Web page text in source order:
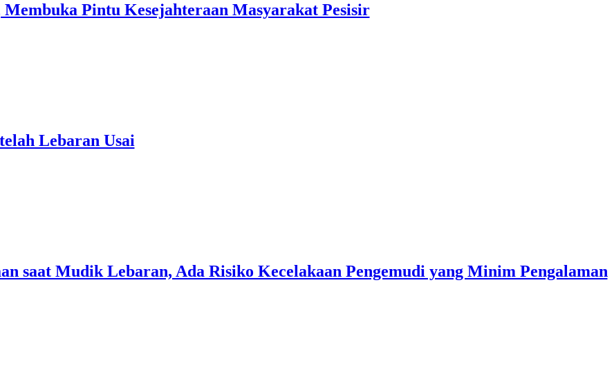
Pintu Kesejahteraan Masyarakat Pesisir
Lebaran Usai
saat Mudik Lebaran, Ada Risiko Kecelakaan Pengemudi yang Minim Pengalaman